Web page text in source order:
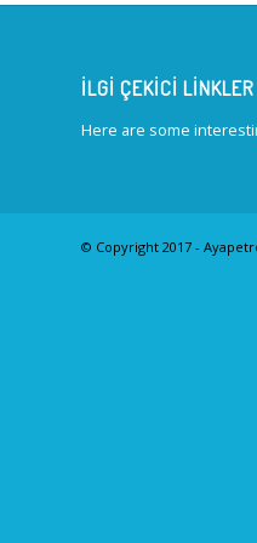
İLGI ÇEKICI LINKLER
Here are some
© Copyright 2017 -